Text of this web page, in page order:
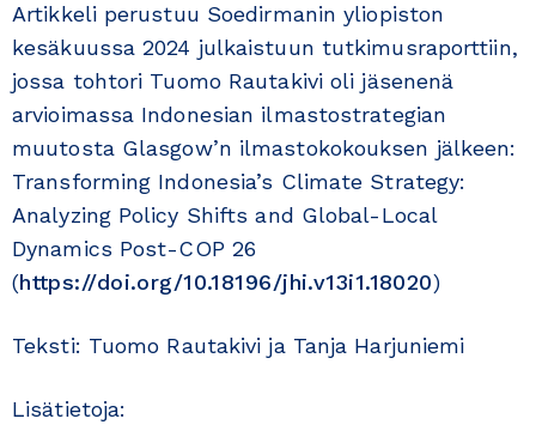
Artikkeli perustuu Soedirmanin yliopiston
kesäkuussa 2024 julkaistuun tutkimusraporttiin,
jossa tohtori Tuomo Rautakivi oli jäsenenä
arvioimassa Indonesian ilmastostrategian
muutosta Glasgow’n ilmastokokouksen jälkeen:
Transforming Indonesia’s Climate Strategy:
Analyzing Policy Shifts and Global-Local
Dynamics Post-COP 26
(https://doi.org/10.18196/jhi.v13i1.18020)
Teksti: Tuomo Rautakivi ja Tanja Harjuniemi
Lisätietoja: